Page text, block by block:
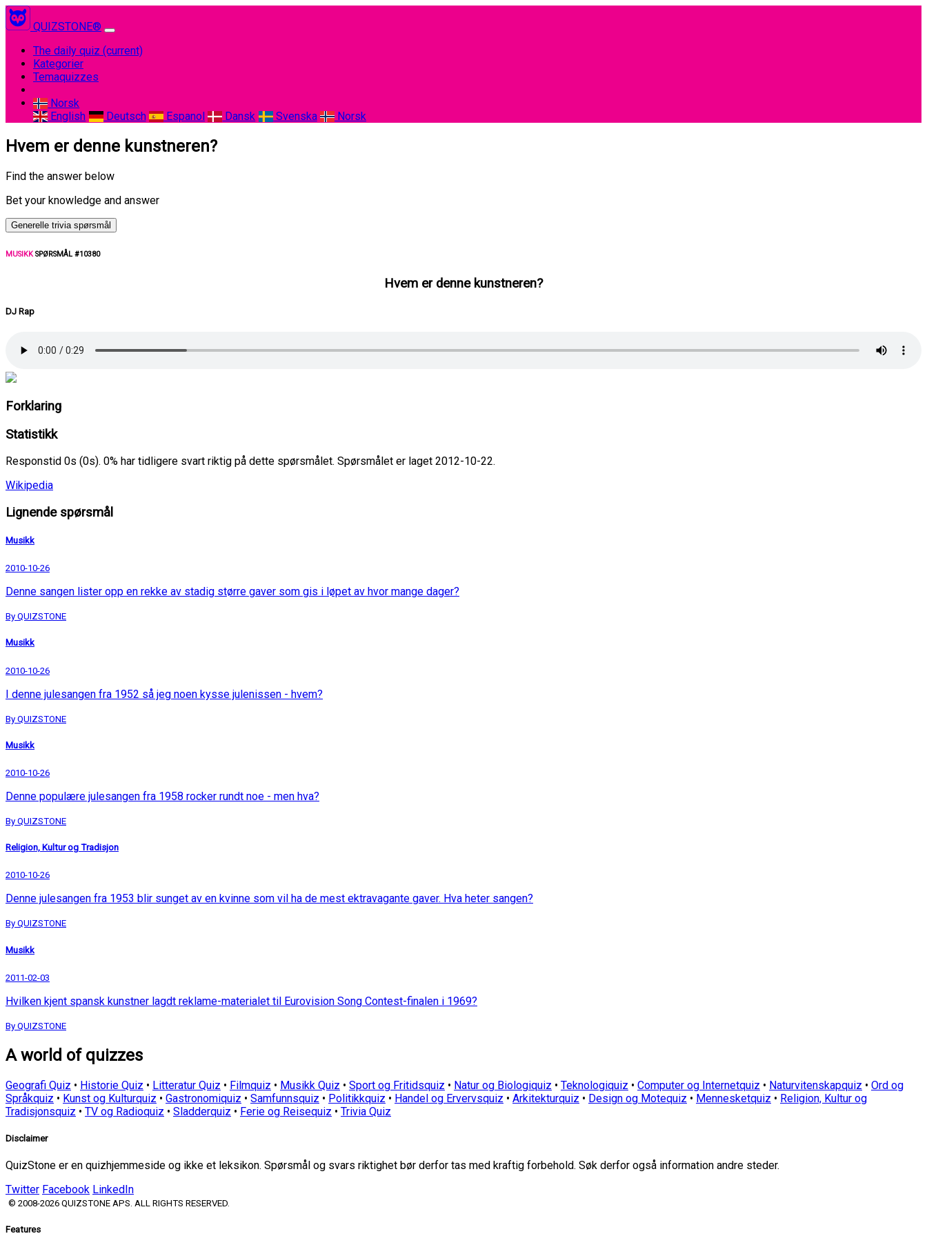
QUIZSTONE®
The daily quiz (current)
Kategorier
Temaquizzes
Norsk
English
Deutsch Espanol Dansk Svenska Norsk
Hvem er denne kunstneren?
Find the answer below
Bet your knowledge and answer
Generelle trivia spørsmål
MUSIKKSPØRSMÅL #10380
Hvem er denne kunstneren?
DJ Rap
Forklaring
Statistikk
Responstid 0s (0s). 0% har tidligere svart riktig på dette spørsmålet. Spørsmålet er laget 2012-10-22.
Wikipedia
Lignende spørsmål
Musikk
2010-10-26
Denne sangen lister opp en rekke av stadig større gaver som gis i løpet av hvor mange dager?
By QUIZSTONE
Musikk
2010-10-26
I denne julesangen fra 1952 så jeg noen kysse julenissen - hvem?
By QUIZSTONE
Musikk
2010-10-26
Denne populære julesangen fra 1958 rocker rundt noe - men hva?
By QUIZSTONE
Religion, Kultur og Tradisjon
2010-10-26
Denne julesangen fra 1953 blir sunget av en kvinne som vil ha de mest ektravagante gaver. Hva heter sangen?
By QUIZSTONE
Musikk
2011-02-03
Hvilken kjent spansk kunstner lagdt reklame-materialet til Eurovision Song Contest-finalen i 1969?
By QUIZSTONE
A world of quizzes
Geografi Quiz • Historie Quiz • Litteratur Quiz • Filmquiz • Musikk Quiz • Sport og Fritidsquiz • Natur og Biologiquiz • Teknologiquiz • Computer og Internetquiz • Naturvitenskapquiz • Ord og
Språkquiz • Kunst og Kulturquiz • Gastronomiquiz • Samfunnsquiz • Politikkquiz • Handel og Ervervsquiz • Arkitekturquiz • Design og Motequiz • Mennesketquiz • Religion, Kultur og
Tradisjonsquiz • TV og Radioquiz • Sladderquiz • Ferie og Reisequiz • Trivia Quiz
Disclaimer
QuizStone er en quizhjemmeside og ikke et leksikon. Spørsmål og svars riktighet bør derfor tas med kraftig forbehold. Søk derfor også information andre steder.
Twitter Facebook LinkedIn
© 2008-2026 QUIZSTONE APS. ALL RIGHTS RESERVED.
Features